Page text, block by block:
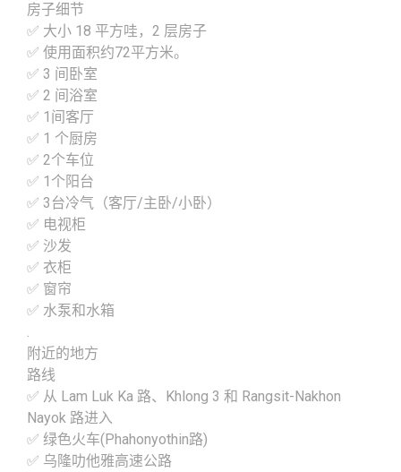
房子细节
✅ 大小 18 平方哇，2 层房子
✅ 使用面积约72平方米。
✅ 3 间卧室
✅ 2 间浴室
✅ 1间客厅
✅ 1 个厨房
✅ 2个车位
✅ 1个阳台
✅ 3台冷气（客厅/主卧/小卧）
✅ 电视柜
✅ 沙发
✅ 衣柜
✅ 窗帘
✅ 水泵和水箱
.
附近的地方
路线
✅ 从 Lam Luk Ka 路、Khlong 3 和 Rangsit-Nakhon
Nayok 路进入
✅ 绿色火车(Phahonyothin路)
✅ 乌隆叻他雅高速公路